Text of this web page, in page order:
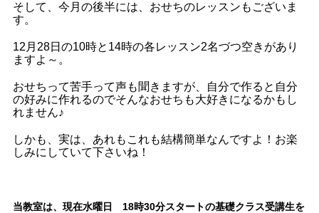
そして、今月の後半には、おせちのレッスンもございま
す。
12月28日の10時と14時の各レッスン2名づつ空きがあり
ますよ～。
おせちって苦手って声も聞きますが、自分で作ると自分
の好みに作れるのでそんなおせちも大好きになるかもし
れません♪
しかも、実は、あれもこれも結構簡単なんですよ！お楽
しみにしていて下さいね！
当教室は、現在水曜日 18時30分スタートの基礎クラス受講生を